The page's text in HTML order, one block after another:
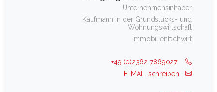
Unternehmensinhaber
Kaufmann in der Grundstücks- und
Wohnungswirtschaft
Immobilienfachwirt
+49 (0)2362 7869027
E-MAIL schreiben